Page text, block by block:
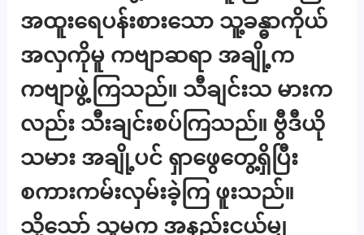
အထူးရေပန်းစားသော သူ့ခန္ဓာကိုယ်
အလှကိုမူ ကဗျာဆရာ အချို့က
ကဗျာဖွဲ့ကြသည်။ သီချင်းသ မားက
လည်း သီးချင်းစပ်ကြသည်။ ဗွီဒီယို
သမား အချို့ပင် ရှာဖွေတွေ့ရှိပြီး
စကားကမ်းလှမ်းခဲ့ကြ ဖူးသည်။
သို့သော် သူမက အနည်းငယ်မျှ